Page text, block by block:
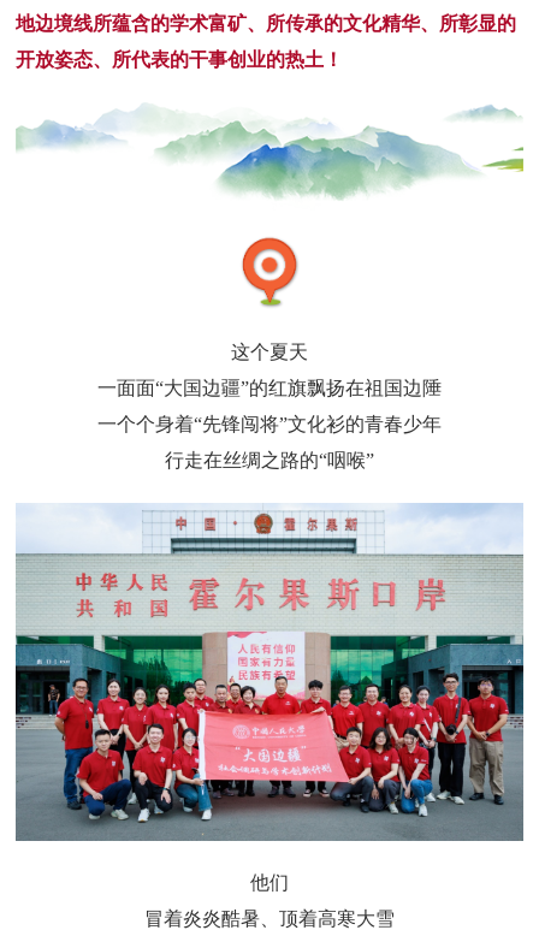
地边境线所蕴含的学术富矿、所传承的文化精华、所彰显的
开放姿态、所代表的干事创业的热土！
这个夏天
一面面“大国边疆”的红旗飘扬在祖国边陲
一个个身着“先锋闯将”文化衫的青春少年
行走在丝绸之路的“咽喉”
他们
冒着炎炎酷暑、顶着高寒大雪